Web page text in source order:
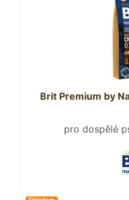
Brit Premium by
pro dospělé